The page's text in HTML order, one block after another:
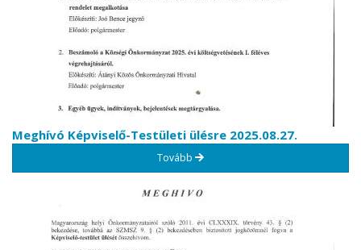
Meghívó Képviselő-Testületi ülésre 2025.08.27.
Tovább